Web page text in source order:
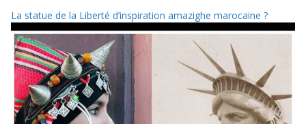
La statue de la Liberté d’inspiration amazighe marocaine ?